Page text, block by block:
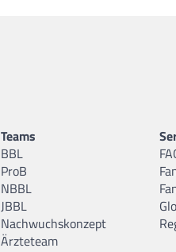
Teams
BBL
ProB
NBBL
JBBL
Nachwuchskonzept
Ärzteteam